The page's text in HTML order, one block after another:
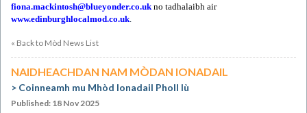
fiona.mackintosh@blueyonder.co.ukno tadhalaibh air
www.edinburghlocalmod.co.uk.
« Back to Mòd News List
NAIDHEACHDAN NAM MÒDAN IONADAIL
Coinneamh mu Mhòd Ionadail Pholl Iù
Published: 18 Nov 2025